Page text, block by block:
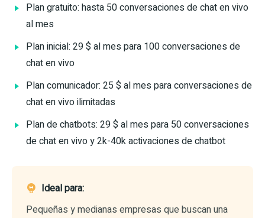
Plan gratuito: hasta 50 conversaciones de chat en vivo
al mes
Plan inicial: 29 $ al mes para 100 conversaciones de
chat en vivo
Plan comunicador: 25 $ al mes para conversaciones de
chat en vivo ilimitadas
Plan de chatbots: 29 $ al mes para 50 conversaciones
de chat en vivo y 2k-40k activaciones de chatbot
Ideal para:
Pequeñas y medianas empresas que buscan una